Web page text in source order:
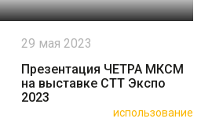
29 мая 2023
Презентация ЧЕТРА МКСМ
на выставке СТТ Экспо
2023
использование